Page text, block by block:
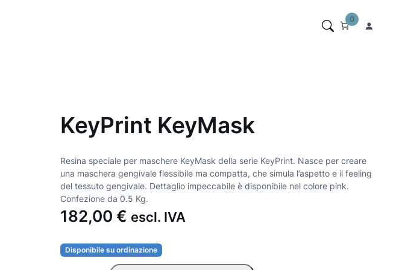
0
KeyPrint KeyMask
Resina speciale per maschere KeyMask della serie KeyPrint. Nasce per creare
una maschera gengivale flessibile ma compatta, che simula l’aspetto e il feeling
del tessuto gengivale. Dettaglio impeccabile è disponibile nel colore pink.
Confezione da 0.5 Kg.
182,00€ escl. IVA
Disponibile su ordinazione